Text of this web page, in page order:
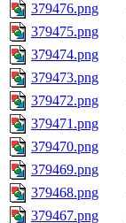
379476.png
379475.png
379474.png
379473.png
379472.png
379471.png
379470.png
379469.png
379468.png
379467.png